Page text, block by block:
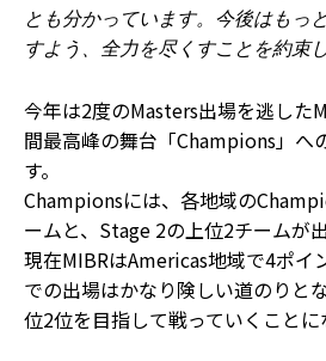
とも分かっています。今後はもっ
すよう、全力を尽くすことを約束
今年は2度のMasters出場を逃した
間最高峰の舞台「Champions」へ
す。
Championsには、各地域の
ームと、Stage 2の上位2チームが
現在MIBRはAmericas地域で4ポイ
での出場はかなり険しい道のりと
位2位を目指して戦っていくことに